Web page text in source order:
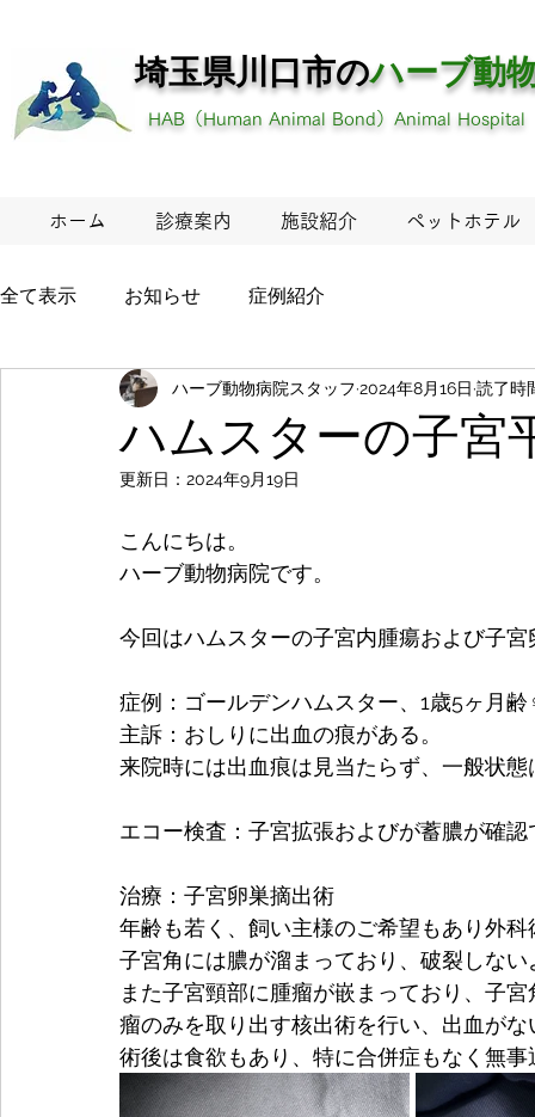
埼玉県川口市のハーブ動
HAB（Human Animal Bond）Animal Hospital
ホーム 診療案内 施設紹介 ペットホテル
全て表示 お知らせ 症例紹介
ハムスターの子宮
ハーブ動物病院スタッフ 2024年8月16日 読了時
更新日： 2024年9月19日
こんにちは。
ハーブ動物病院です。
今回はハムスターの子宮内腫瘍および子
症例：ゴールデンハムスター、1歳5ヶ月
主訴：おしりに出血の痕がある。
来院時には出血痕は見当たらず、一般状
エコー検査：子宮拡張およびが蓄膿が確認
治療：子宮卵巣摘出術
年齢も若く、飼い主様のご希望もあり外
子宮角には膿が溜まっており、破裂しな
また子宮頸部に腫瘤が嵌まっており、子
瘤のみを取り出す核出術を行い、出血が
術後は食欲もあり、特に合併症もなく無